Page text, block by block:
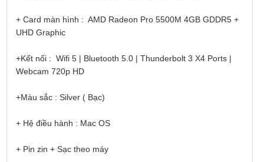
+ Card màn hình : AMD Radeon Pro 5500M 4GB GDDR5 +
UHD Graphic
+Kết nối : Wifi 5 | Bluetooth 5.0 | Thunderbolt 3 X4 Ports |
Webcam 720p HD
+Màu sắc : Silver ( Bạc)
+ Hệ điều hành : Mac OS
+ Pin zin + Sạc theo máy